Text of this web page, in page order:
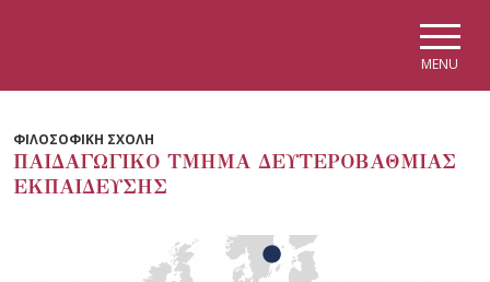
MENU
ΦΙΛΟΣΟΦΙΚΗ ΣΧΟΛΗ
ΠΑΙΔΑΓΩΓΙΚΟ ΤΜΗΜΑ ΔΕΥΤΕΡΟΒΑΘΜΙΑΣ
ΕΚΠΑΙΔΕΥΣΗΣ